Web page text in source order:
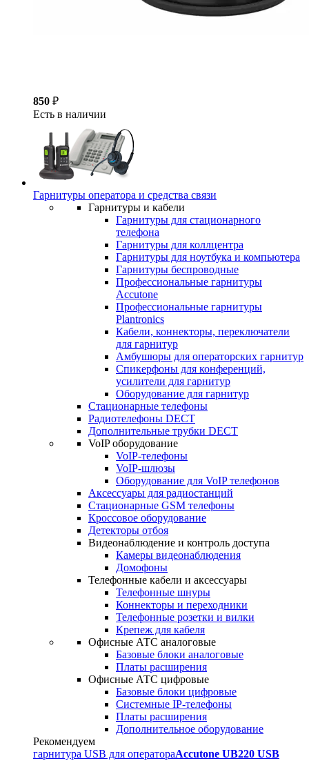
850 ₽
Есть в наличии
Гарнитуры оператора и средства связи
Гарнитуры и кабели
Гарнитуры для стационарного
телефона
Гарнитуры для коллцентра
Гарнитуры для ноутбука и компьютера
Гарнитуры беспроводные
Профессиональные гарнитуры
Accutone
Профессиональные гарнитуры
Plantronics
Кабели, коннекторы, переключатели
для гарнитур
Амбушюры для операторских гарнитур
Cпикерфоны для конференций,
усилители для гарнитур
Оборудование для гарнитур
Стационарные телефоны
Радиотелефоны DECT
Дополнительные трубки DECT
VoIP оборудование
VoIP-телефоны
VoIP-шлюзы
Оборудование для VoIP телефонов
Аксессуары для радиостанций
Стационарные GSM телефоны
Кроссовое оборудование
Детекторы отбоя
Видеонаблюдение и контроль доступа
Камеры видеонаблюдения
Домофоны
Телефонные кабели и аксессуары
Телефонные шнуры
Коннекторы и переходники
Телефонные розетки и вилки
Крепеж для кабеля
Офисные АТС аналоговые
Базовые блоки аналоговые
Платы расширения
Офисные АТС цифровые
Базовые блоки цифровые
Системные IP-телефоны
Платы расширения
Дополнительное оборудование
Рекомендуем
гарнитура USB для оператораAccutone UB220 USB